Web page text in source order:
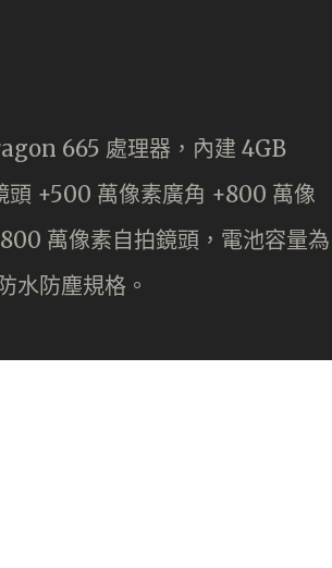
665 處理器，內建 4GB
+500 萬像素廣角 +800 萬像
萬像素自拍鏡頭，電池容量為
防塵規格。